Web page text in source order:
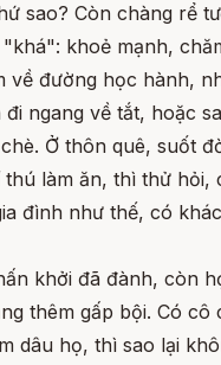
sao? Còn chàng rể
khoẻ mạnh,
về đường học hành,
đi ngang về tắt, hoặc
Ở thôn quê, suốt
thú làm ăn, thì thử hỏi,
đình như thế, có
khởi đã đành, còn
thêm gấp bội. Có cô
dâu họ, thì sao lại